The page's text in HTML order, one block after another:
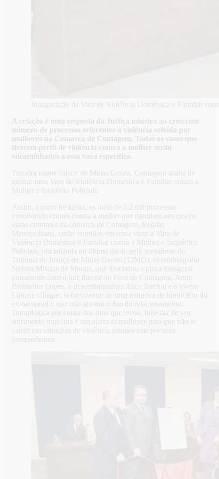
Inauguração da Vara de Violência Doméstica e Familiar
A criação é uma resposta da Justiça mineira ao crescente
número de processos referentes à violência sofrida por
mulheres na Comarca de Contagem. Todos os casos que
tiverem perfil de violência contra a mulher serão
encaminhados a essa vara específica.
Terceira maior cidade de Minas Gerais, Contagem acaba de
ganhar uma Vara de Violência Doméstica e Familiar contra a
Mulher e Inquérito Policiais.
Assim, a partir de agora, os mais de 3,2 mil processos
envolvendo crimes contra a mulher que tramitam nas quatro
varas criminais da comarca de Contagem, Região
Metropolitana, serão reunidos em nova vara: a Vara de
Violência Doméstica e Familiar contra a Mulher e Inquéritos
Policiais, oficializada no último dia 6, pelo presidente do
Tribunal de Justiça de Minas Gerais (TJMG), desembargador
Nelson Missias de Morais, que descerrou a placa inaugural
juntamente com o juiz diretor do Foro de Contagem, Artur
Bernardes Lopes, a desembargadora Alice Birchal e a jovem
Lidiane Chagas, sobrevivente de uma tentativa de homicídio do
ex-namorado, que não aceitou o fim do relacionamento.
Tetraplégica por causa dos tiros que levou, hoje faz de seu
sofrimento uma luta e um alerta às mulheres para que não se
calem em situações de violência promovidas por seus
companheiros.